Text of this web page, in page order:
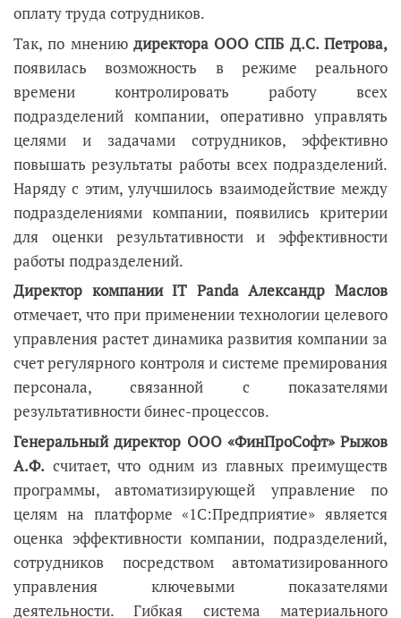
оплату труда сотрудников.
Так, по мнению директора ООО СПБ Д.С. Петрова,
появилась возможность в режиме реального
времени контролировать работу всех
подразделений компании, оперативно управлять
целями и задачами сотрудников, эффективно
повышать результаты работы всех подразделений.
Наряду с этим, улучшилось взаимодействие между
подразделениями компании, появились критерии
для оценки результативности и эффективности
работы подразделений.
Директор компании IT Panda Александр Маслов
отмечает, что при применении технологии целевого
управления растет динамика развития компании за
счет регулярного контроля и системе премирования
персонала, связанной с показателями
результативности бинес-процессов.
Генеральный директор ООО «ФинПроСофт» Рыжов
А.Ф. считает, что одним из главных преимуществ
программы, автоматизирующей управление по
целям на платформе «1С:Предприятие» является
оценка эффективности компании, подразделений,
сотрудников посредством автоматизированного
управления ключевыми показателями
деятельности. Гибкая система материального